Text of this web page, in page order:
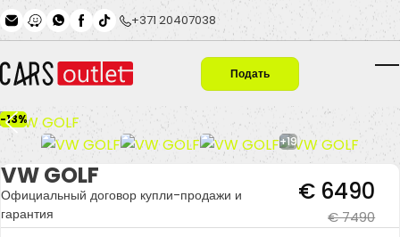
Skip to main content+371 20407038
Подать
заявку
-13%
+19
VW GOLF
Официальный договор купли-продажи и
гарантия
€ 7490
€ 6490